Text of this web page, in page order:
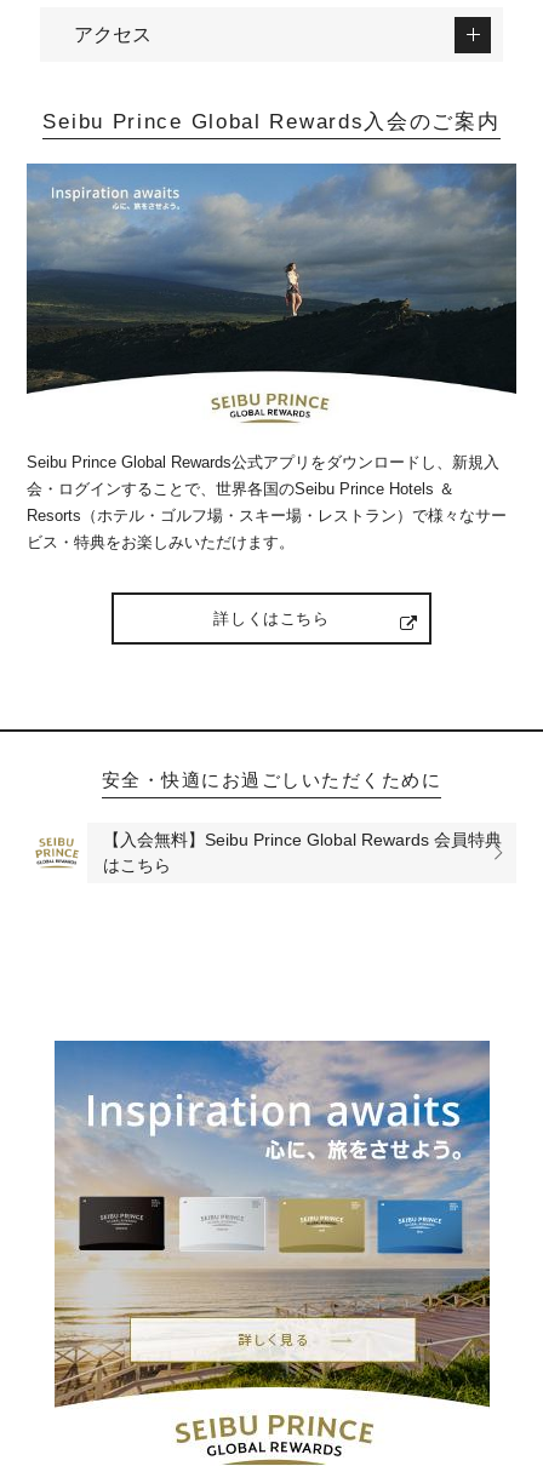
アクセス
Seibu Prince Global Rewards入会のご案内
Seibu Prince Global Rewards公式アプリをダウンロードし、新規入
会・ログインすることで、世界各国のSeibu Prince Hotels ＆
Resorts（ホテル・ゴルフ場・スキー場・レストラン）で様々なサー
ビス・特典をお楽しみいただけます。
詳しくはこちら
安全・快適にお過ごしいただくために
【入会無料】Seibu Prince Global Rewards 会員特典
はこちら